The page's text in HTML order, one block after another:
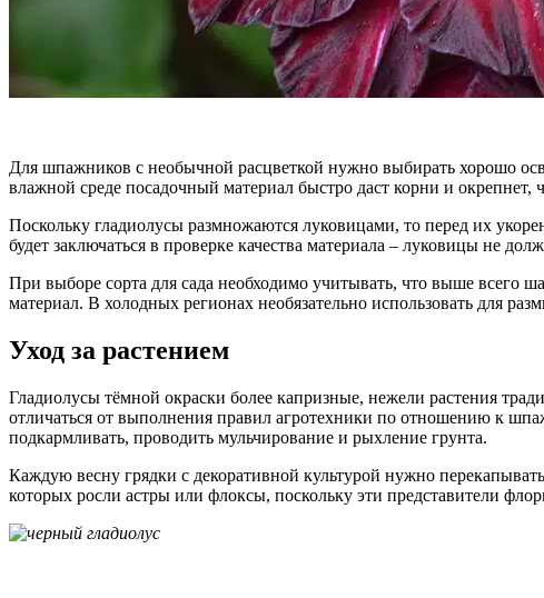
Для шпажников с необычной расцветкой нужно выбирать хорошо
влажной среде посадочный материал быстро даст корни и окрепнет,
Поскольку гладиолусы размножаются луковицами, то перед их
будет заключаться в проверке качества материала – луковицы не
При выборе сорта для сада необходимо учитывать, что выше всего
материал. В холодных регионах необязательно использовать для
Уход за растением
Гладиолусы тёмной окраски более капризные, нежели растения
отличаться от выполнения правил агротехники по отношению к
подкармливать, проводить мульчирование и рыхление грунта.
Каждую весну грядки с декоративной культурой нужно
которых росли астры или флоксы, поскольку эти представители